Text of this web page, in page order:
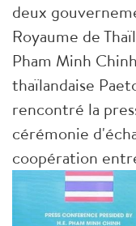
deux
Royaume de
Pham Minh
thaïlandaise
rencontré la
cérémonie
coopération